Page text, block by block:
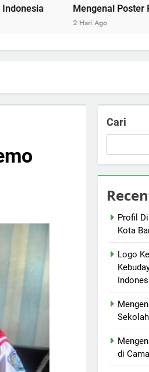
Mengenal Poster Pendidikan
Cari
Profil
Kota
Logo
di